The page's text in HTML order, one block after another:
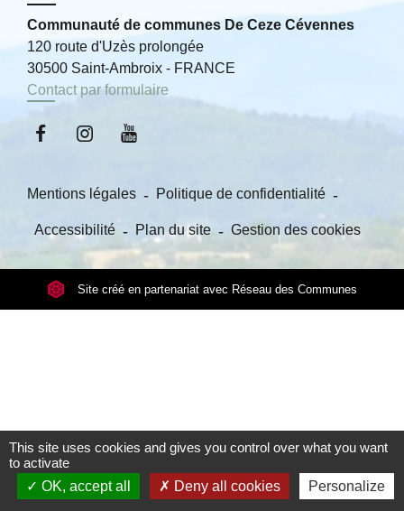
Communauté de communes De Ceze Cévennes
120 route d'Uzès prolongée
30500 Saint-Ambroix - FRANCE
Contact par formulaire
Mentions légales - Politique de confidentialité -
Accessibilité - Plan du site - Gestion des cookies
Site créé en partenariat avec Réseau des Communes
This site uses cookies and gives you control over what you want
to activate
OK, accept all
Deny all cookies Personalize